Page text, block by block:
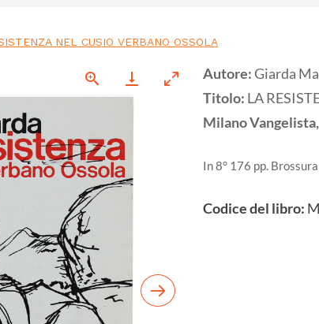
NEL CUSIO VERBANO OSSOLA
Autore:Giarda
Titolo: LA
Milano
In 8° 176 pp.
Codice del libro: